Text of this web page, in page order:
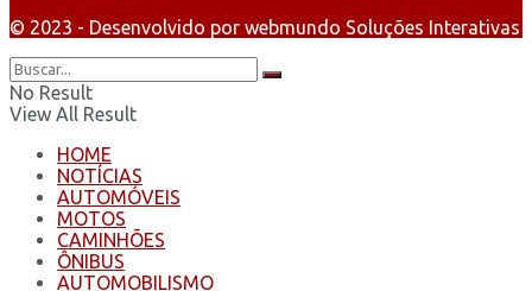
© 2023 - Desenvolvido por webmundo Soluções Interativas
No Result
View All Result
HOME
NOTÍCIAS
AUTOMÓVEIS
MOTOS
CAMINHÕES
ÔNIBUS
AUTOMOBILISMO